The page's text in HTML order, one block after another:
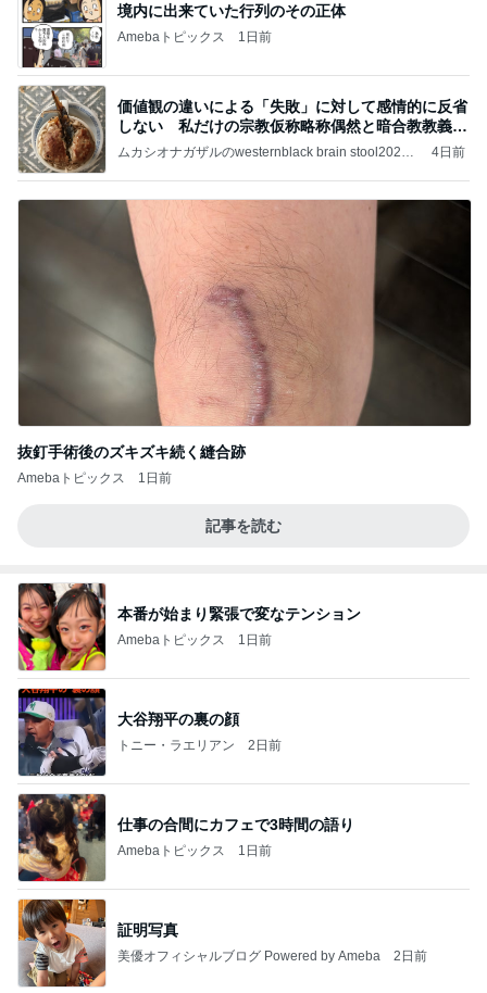
境内に出来ていた行列のその正体
Amebaトピックス 1日前
価値観の違いによる「失敗」に対して感情的に反省
しない 私だけの宗教仮称略称偶然と暗合教教義候
補
ムカシオナガザルのwesternblack brain stool2024
ガザル
4日前
抜釘手術後のズキズキ続く縫合跡
Amebaトピックス 1日前
記事を読む
本番が始まり緊張で変なテンション
Amebaトピックス 1日前
大谷翔平の裏の顔
トニー・ラエリアン 2日前
仕事の合間にカフェで3時間の語り
Amebaトピックス 1日前
証明写真
美優オフィシャルブログ Powered by Ameba 2日前